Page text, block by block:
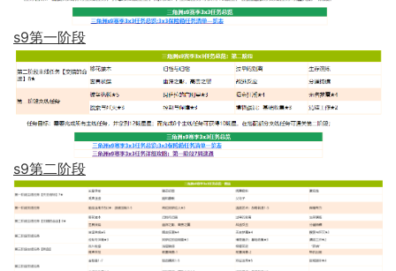
s9第一阶段
s9第二阶段